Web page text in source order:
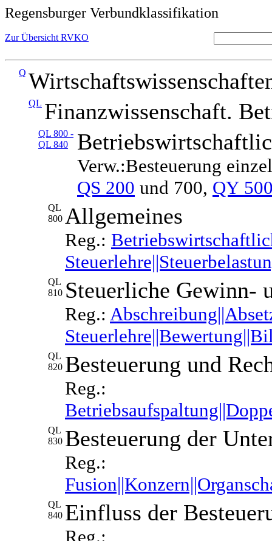
Regensburger Verbundklassifikation
Zur Übersicht RVKO
Q
QL Finanzwissenschaft.
QL 800 -
QL 840
Verw.:Besteuerung
QS 200 und 700, QY
QL
800 Allgemeines
Reg.:
QL
810 Steuerliche Gewinn-
Reg.:
QL
820 Besteuerung und
Reg.:
QL
830 Besteuerung der
Reg.:
QL
840 Einfluss der
Reg.: